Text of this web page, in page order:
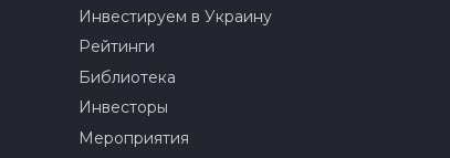
Инвестируем в Украину
Рейтинги
Библиотека
Инвесторы
Мероприятия